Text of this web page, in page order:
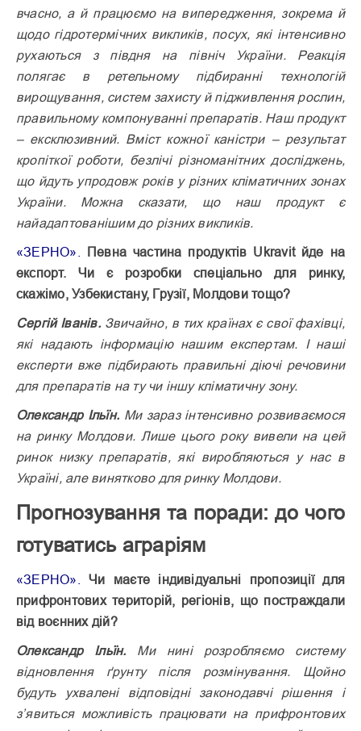
вчасно, а й працюємо на випередження, зок­рема й
щодо гідротермічних викликів, посух, які інтенсивно
рухаються з півдня на північ України. Реакція
полягає в ретельному підбиранні технологій
вирощування, систем захисту й підживлення рослин,
правильному компонуванні препаратів. Наш продукт
– ексклюзивний. Вміст кожної каністри – результат
кропіткої роботи, безлічі різноманітних досліджень,
що йдуть упродовж років у різних кліматичних зонах
України. Можна сказати, що наш продукт є
найадаптованішим до різних викликів.
«ЗЕРНО».
Певна частина продуктів Ukravit йде на
експорт. Чи є розробки спеціально для ринку,
скажімо, Узбекистану, Грузії, Молдови тощо?
Сергій Іванів.Звичайно, в тих країнах є свої фахівці,
які надають інформацію нашим експертам. І наші
експерти вже підбирають правильні діючі речовини
для препаратів на ту чи іншу кліматичну зону.
Олександр Ільїн. Ми зараз інтенсивно розвиваємося
на ринку Молдови. Лише цього року вивели на цей
ринок низку препаратів, які виробляються у нас в
Україні, але винятково для ринку Молдови.
Прогнозування та поради: до чого
готуватись аграріям
«ЗЕРНО».Чи маєте індивідуальні пропозиції для
прифронтових територій, регіонів, що постраждали
від воєнних дій?
Олександр Ільїн. Ми нині роз­робляємо систему
відновлення ґрунту після розмінування. Щойно
будуть ухвалені відповідні законодавчі рішення і
з’явиться можливість працювати на прифронтових